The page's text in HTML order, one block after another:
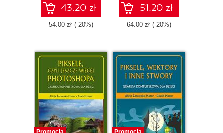
43.20 zł
54.00 zł (-20%)
51.20 zł
64.00 zł (-20%)
Promocja Promocja